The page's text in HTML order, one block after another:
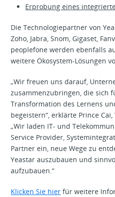
Erprobung eines
Die Technologiepartner von
Zoho, Jabra, Snom, Gigaset,
peoplefone werden ebenfalls
weitere Ökosystem-Lösungen
„Wir freuen uns darauf,
zusammenzubringen, die sich
Transformation des Lernens
begeistern“, erklärte Prince
„Wir laden IT- und
Service Provider,
Partner ein, neue Wege zu
Yeastar auszubauen und
aufzubauen.“
Klicken Sie hier für weitere